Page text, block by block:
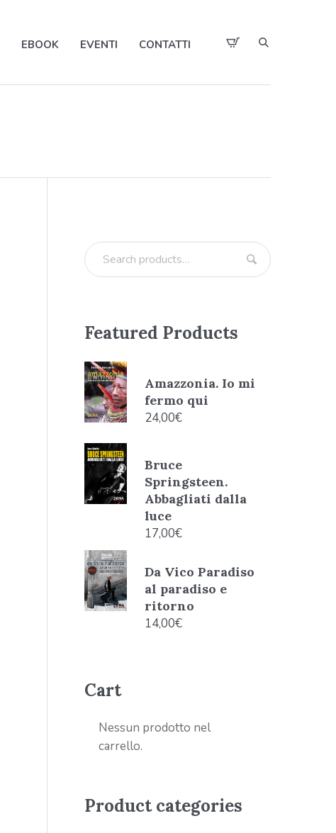
EBOOK EVENTI CONTATTI
Featured Products
Amazzonia. Io mi
fermo qui
24,00€
Bruce
Springsteen.
Abbagliati dalla
luce
17,00€
Da Vico Paradiso
al paradiso e
ritorno
14,00€
Cart
Nessun prodotto nel
carrello.
Product categories